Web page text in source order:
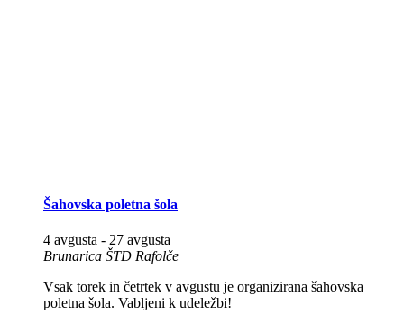
Šahovska poletna šola
4 avgusta - 27 avgusta
Brunarica ŠTD Rafolče
Vsak torek in četrtek v avgustu je organizirana šahovska
poletna šola. Vabljeni k udeležbi!